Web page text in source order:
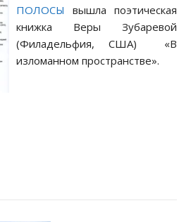
ПОЛОСЫ вышла поэтическая
книжка Веры Зубаревой
(Филадельфия, США) «В
изломанном пространстве».